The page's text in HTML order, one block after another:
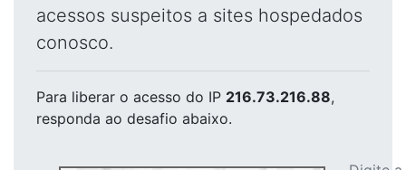
acessos suspeitos a sites hospedados
conosco.
Para liberar o acesso do IP 216.73.216.88,
responda ao desafio abaixo.